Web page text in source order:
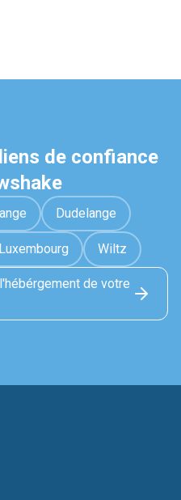
de confiance
Dudelange
Luxembourg Wiltz
de votre